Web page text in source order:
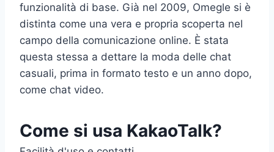
funzionalità di base. Già nel 2009, Omegle si è
distinta come una vera e propria scoperta nel
campo della comunicazione online. È stata
questa stessa a dettare la moda delle chat
casuali, prima in formato testo e un anno dopo,
come chat video.
Come si usa KakaoTalk?